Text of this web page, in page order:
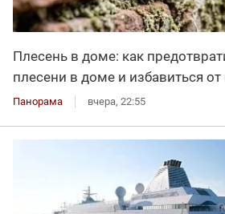
Плесень в доме: как
плесени в доме и избавиться от
Панорама вчера, 22:55